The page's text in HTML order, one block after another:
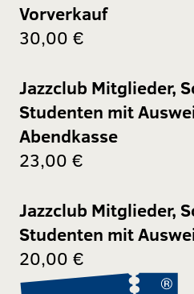
Vorverkauf
30,00 €
Jazzclub Mitglieder,
Studenten mit
Abendkasse
23,00 €
Jazzclub Mitglieder,
Studenten mit
20,00 €